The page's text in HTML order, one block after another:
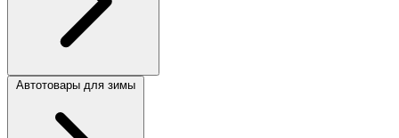
Автотовары для зимы